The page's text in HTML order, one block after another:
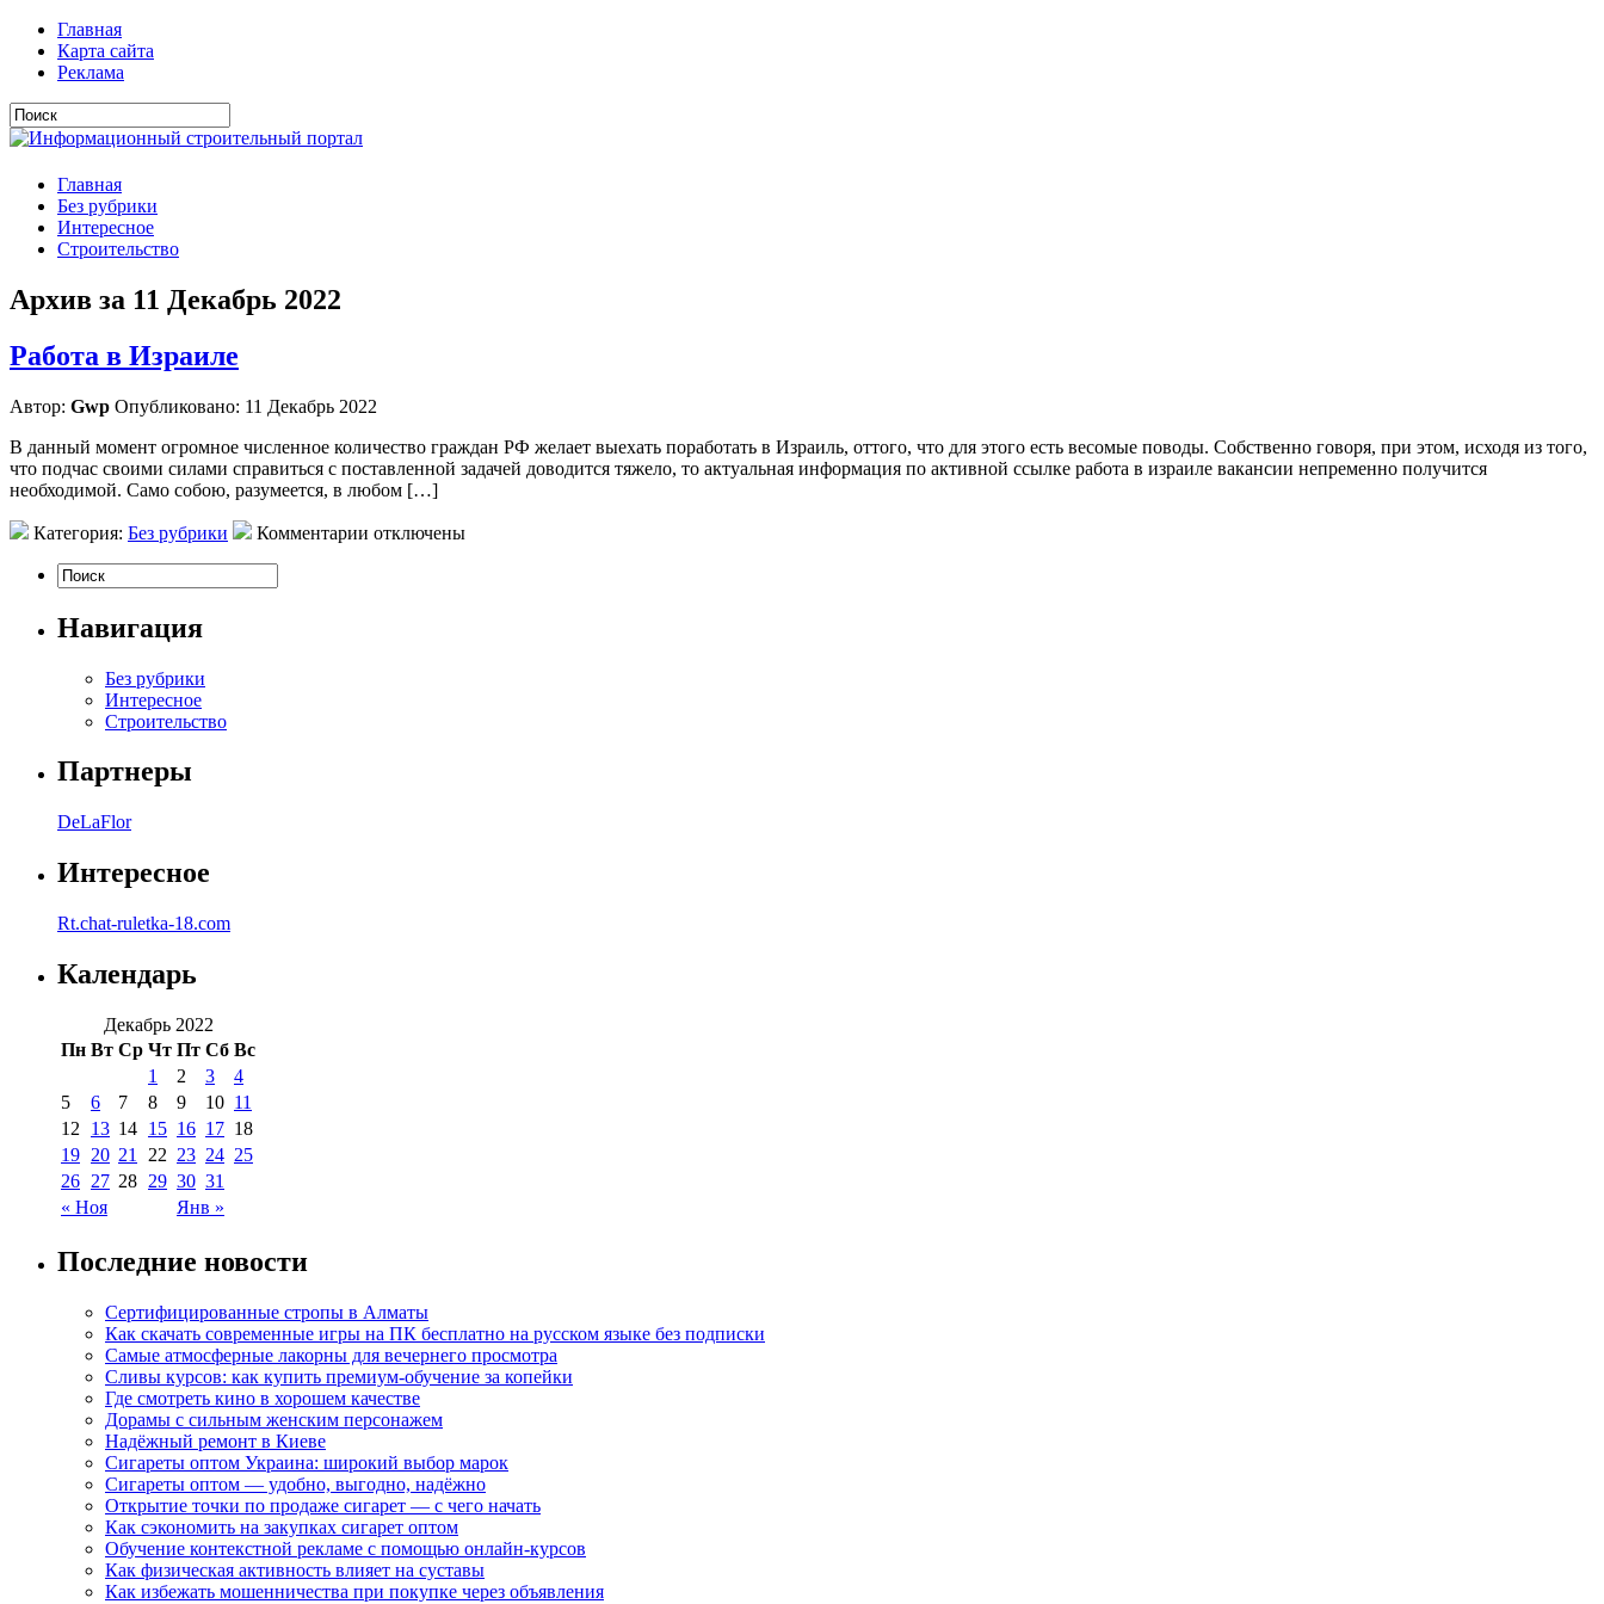
Главная
Карта сайта
Реклама
Главная
Без рубрики
Интересное
Строительство
Архив за 11 Декабрь 2022
Работа в Израиле
Автор: Gwp Опубликовано: 11 Декабрь 2022
В данный момент огромное численное количество граждан РФ желает выехать поработать в Израиль, оттого, что для этого есть весомые поводы. Собственно говоря, при этом, исходя из того,
что подчас своими силами справиться с поставленной задачей доводится тяжело, то актуальная информация по активной ссылке работа в израиле вакансии непременно получится
необходимой. Само собою, разумеется, в любом […]
Категория: Без рубрики Комментарии отключены
Навигация
Без рубрики
Интересное
Строительство
Партнеры
DeLaFlor
Интересное
Rt.chat-ruletka-18.com
Календарь
Декабрь 2022
Пн Вт Ср Чт Пт Сб Вс
« Ноя Янв »
1 2 3
4
5
6 7 8 9 10 11
12
13 14 15 16 17 18
19 20 21 22 23 24 25
26 27 28 29 30 31
Последние новости
Сертифицированные стропы в Алматы
Как скачать современные игры на ПК бесплатно на русском языке без подписки
Самые атмосферные лакорны для вечернего просмотра
Сливы курсов: как купить премиум-обучение за копейки
Где смотреть кино в хорошем качестве
Дорамы с сильным женским персонажем
Надёжный ремонт в Киеве
Сигареты оптом Украина: широкий выбор марок
Сигареты оптом — удобно, выгодно, надёжно
Открытие точки по продаже сигарет — с чего начать
Как сэкономить на закупках сигарет оптом
Обучение контекстной рекламе с помощью онлайн-курсов
Как физическая активность влияет на суставы
Как избежать мошенничества при покупке через объявления